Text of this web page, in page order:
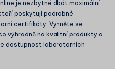
je nezbytné dbát maximální
poskytují podrobné
certifikáty. Vyhněte se
výhradně na kvalitní produkty a
dostupnost laboratorních